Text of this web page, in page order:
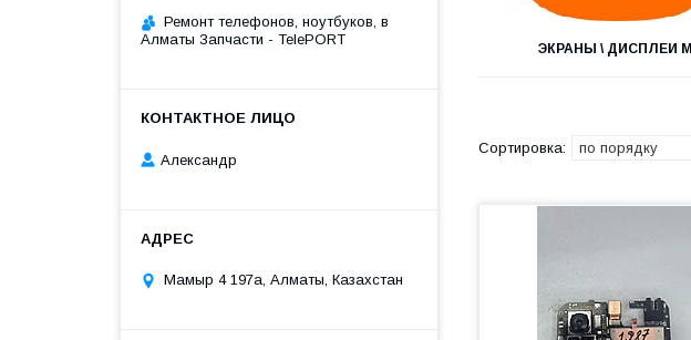
ЭКРАНЫ \ ДИСПЛЕИ MI
Ремонт телефонов, ноутбуков, в
Алматы Запчасти - TelePORT
Александр
Мамыр 4 197а, Алматы, Казахстан